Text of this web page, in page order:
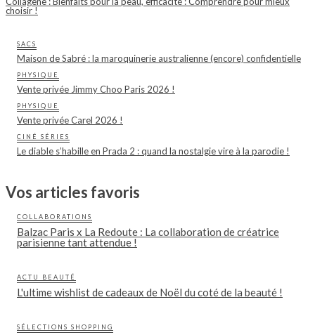
choisir !
SACS
Maison de Sabré : la maroquinerie australienne (encore) confidentielle
PHYSIQUE
Vente privée Jimmy Choo Paris 2026 !
PHYSIQUE
Vente privée Carel 2026 !
CINÉ SÉRIES
Le diable s’habille en Prada 2 : quand la nostalgie vire à la parodie !
Vos articles favoris
COLLABORATIONS
Balzac Paris x La Redoute : La collaboration de créatrice
parisienne tant attendue !
ACTU BEAUTÉ
L'ultime wishlist de cadeaux de Noël du coté de la beauté !
SÉLECTIONS SHOPPING